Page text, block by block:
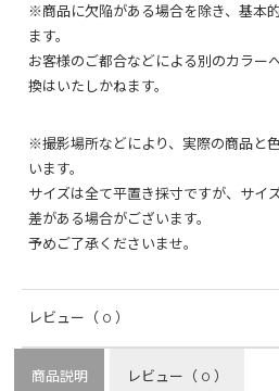
※商品に欠陥がある場合を除き、基本
ます。
お客様のご都合などによる別のカラー
換はいたしかねます。
※撮影場所などにより、実際の商品と
います。
サイズは全て平置き採寸ですが、サイ
差がある場合がございます。
予めご了承くださいませ。
レビュー （ 0 ）
商品説明 レビュー （ 0 ）